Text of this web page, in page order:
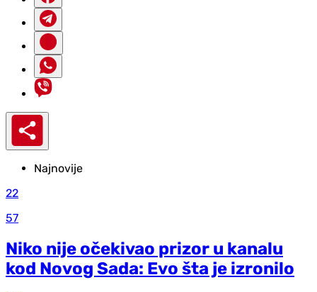
Najnovije
22
57
Niko nije očekivao prizor u kanalu
kod Novog Sada: Evo šta je izronilo